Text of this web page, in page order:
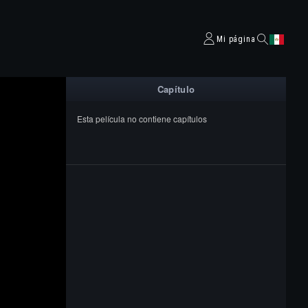
Mi página
Capítulo
Esta película no contiene capítulos